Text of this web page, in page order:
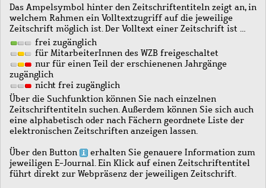
Das Ampelsymbol hinter den Zeitschriftentiteln zeigt an, in
welchem Rahmen ein Volltextzugriff auf die jeweilige
Zeitschrift möglich ist. Der Volltext einer Zeitschrift ist …
frei zugänglich
für MitarbeiterInnen des WZB freigeschaltet
nur für einen Teil der erschienenen Jahrgänge
zugänglich
nicht frei zugänglich
Über die Suchfunktion können Sie nach einzelnen
Zeitschriftentiteln suchen. Außerdem können Sie sich auch
eine alphabetisch oder nach Fächern geordnete Liste der
elektronischen Zeitschriften anzeigen lassen.
Über den Button
erhalten Sie genauere Information zum
jeweiligen E-Journal. Ein Klick auf einen Zeitschriftentitel
führt direkt zur Webpräsenz der jeweiligen Zeitschrift.